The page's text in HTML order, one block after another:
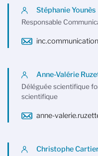
Stéphanie Younès
Responsable
Anne-Valérie
Déléguée scientifique
scientifique
anne-
Christophe